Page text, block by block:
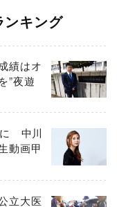
ンキング
績はオ
”夜遊
に 中川
動画甲
立大医